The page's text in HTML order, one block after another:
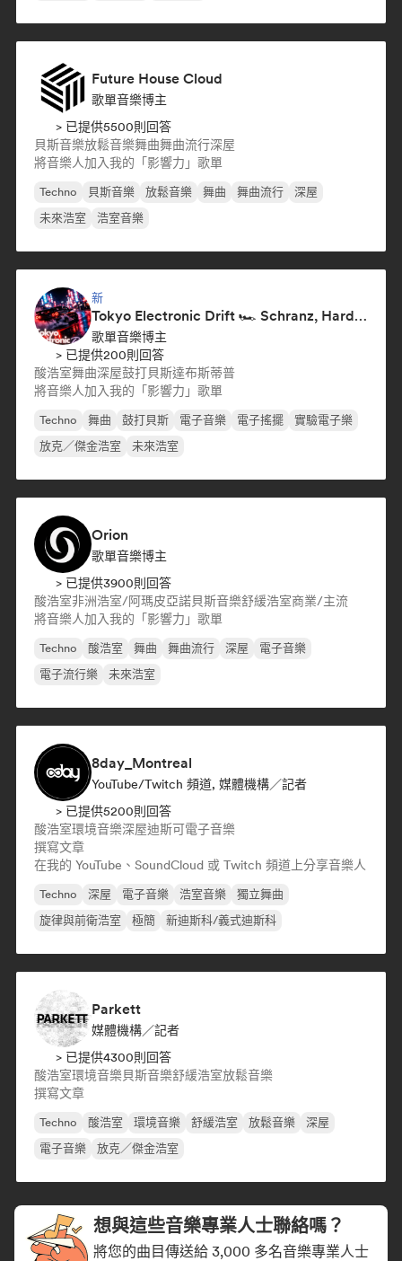
Future House Cloud
歌單音樂博主
> 已提供5500則回答
貝斯音樂放鬆音樂舞曲舞曲流行深屋
將音樂人加入我的「影響力」歌單
Techno 貝斯音樂 放鬆音樂 舞曲 舞曲流行
深屋
未來浩室
浩室音樂
新
Tokyo Electronic Drift 🏎️ Schranz, Hard Techno & Anime EDM
歌單音樂博主
> 已提供200則回答
酸浩室舞曲深屋鼓打貝斯達布斯蒂普
將音樂人加入我的「影響力」歌單
Techno 舞曲 鼓打貝斯 電子音樂 電子搖擺
實驗電子樂
放克／傑金浩室
未來浩室
Orion
歌單音樂博主
> 已提供3900則回答
酸浩室非洲浩室/阿瑪皮亞諾貝斯音樂舒緩浩室商業/主流
將音樂人加入我的「影響力」歌單
Techno 酸浩室 舞曲 舞曲流行 深屋
電子音樂
電子流行樂
未來浩室
8day_Montreal
YouTube/Twitch 頻道, 媒體機構／記者
> 已提供5200則回答
酸浩室環境音樂深屋迪斯可電子音樂
撰寫文章
在我的 YouTube、SoundCloud 或 Twitch 頻道上分享音樂人
Techno 深屋 電子音樂 浩室音樂
獨立舞曲
旋律與前衛浩室
極簡 新迪斯科/義式迪斯科
Parkett
媒體機構／記者
> 已提供4300則回答
酸浩室環境音樂貝斯音樂舒緩浩室放鬆音樂
撰寫文章
Techno 酸浩室 環境音樂 舒緩浩室 放鬆音樂
深屋
電子音樂
放克／傑金浩室
想與這些音樂專業人士聯絡嗎？
將您的曲目傳送給 3,000 多名音樂專業人士